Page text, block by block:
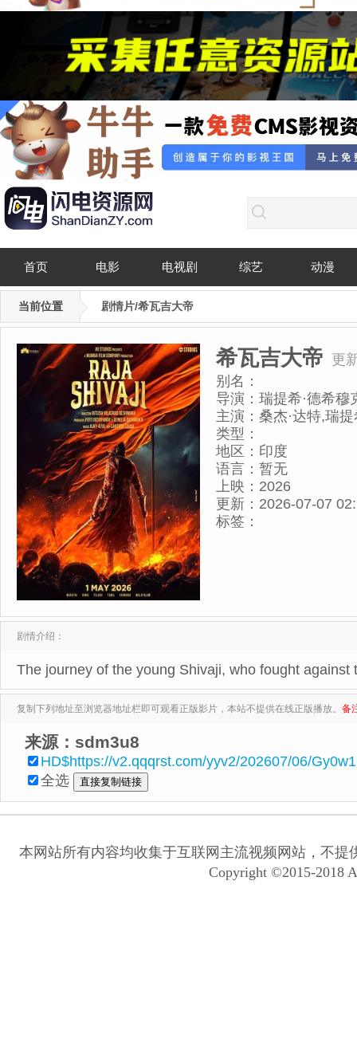
首页 电影 电视剧 综艺 动漫
当前位置 剧情片/希瓦吉大帝
希瓦吉大帝 更
别名：
导演： 瑞提希·德希穆
主演： 桑杰·达特,瑞
类型：
地区： 印度
语言： 暂无
上映： 2026
更新： 2026-07-07
标签：
剧情介绍：
The journey of the young Shivaji, who fought
复制下列地址至浏览器地址栏即可观看正版影片，本站不提供在线正版播放。 备
来源：sdm3u8
HD$https://v2.qqqrst.com/yyv2/202607/06/
全选
本网站所有内容均收集于互联网主流视频网站，不
Copyright ©2015-2018